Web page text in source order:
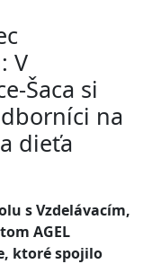
V
Šaca si
na
dieťa
s Vzdelávacím,
AGEL
ktoré spojilo